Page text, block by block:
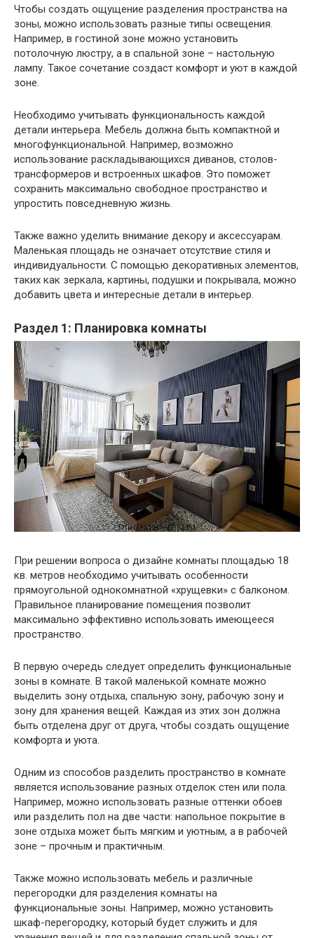
Чтобы создать ощущение разделения пространства на
зоны, можно использовать разные типы освещения.
Например, в гостиной зоне можно установить
потолочную люстру, а в спальной зоне – настольную
лампу. Такое сочетание создаст комфорт и уют в каждой
зоне.
Необходимо учитывать функциональность каждой
детали интерьера. Мебель должна быть компактной и
многофункциональной. Например, возможно
использование раскладывающихся диванов, столов-
трансформеров и встроенных шкафов. Это поможет
сохранить максимально свободное пространство и
упростить повседневную жизнь.
Также важно уделить внимание декору и аксессуарам.
Маленькая площадь не означает отсутствие стиля и
индивидуальности. С помощью декоративных элементов,
таких как зеркала, картины, подушки и покрывала, можно
добавить цвета и интересные детали в интерьер.
Раздел 1: Планировка комнаты
При решении вопроса о дизайне комнаты площадью 18
кв. метров необходимо учитывать особенности
прямоугольной однокомнатной «хрущевки» с балконом.
Правильное планирование помещения позволит
максимально эффективно использовать имеющееся
пространство.
В первую очередь следует определить функциональные
зоны в комнате. В такой маленькой комнате можно
выделить зону отдыха, спальную зону, рабочую зону и
зону для хранения вещей. Каждая из этих зон должна
быть отделена друг от друга, чтобы создать ощущение
комфорта и уюта.
Одним из способов разделить пространство в комнате
является использование разных отделок стен или пола.
Например, можно использовать разные оттенки обоев
или разделить пол на две части: напольное покрытие в
зоне отдыха может быть мягким и уютным, а в рабочей
зоне – прочным и практичным.
Также можно использовать мебель и различные
перегородки для разделения комнаты на
функциональные зоны. Например, можно установить
шкаф-перегородку, который будет служить и для